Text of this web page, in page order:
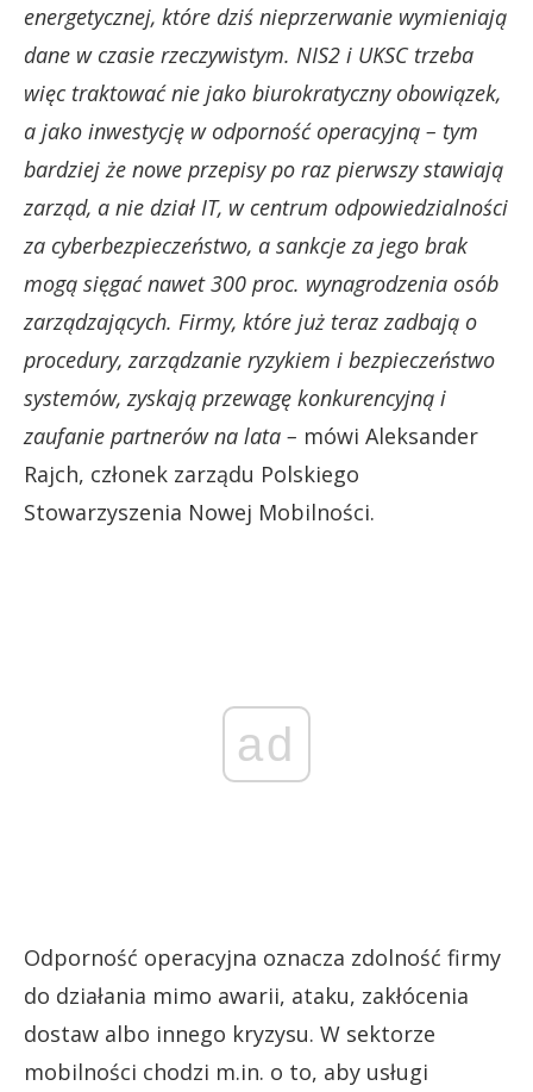
energetycznej, które dziś nieprzerwanie wymieniają
dane w czasie rzeczywistym. NIS2 i UKSC trzeba
więc traktować nie jako biurokratyczny obowiązek,
a jako inwestycję w odporność operacyjną – tym
bardziej że nowe przepisy po raz pierwszy stawiają
zarząd, a nie dział IT, w centrum odpowiedzialności
za cyberbezpieczeństwo, a sankcje za jego brak
mogą sięgać nawet 300 proc. wynagrodzenia osób
zarządzających. Firmy, które już teraz zadbają o
procedury, zarządzanie ryzykiem i bezpieczeństwo
systemów, zyskają przewagę konkurencyjną i
zaufanie partnerów na lata – mówi Aleksander
Rajch, członek zarządu Polskiego
Stowarzyszenia Nowej Mobilności.
ad
Odporność operacyjna oznacza zdolność firmy
do działania mimo awarii, ataku, zakłócenia
dostaw albo innego kryzysu. W sektorze
mobilności chodzi m.in. o to, aby usługi